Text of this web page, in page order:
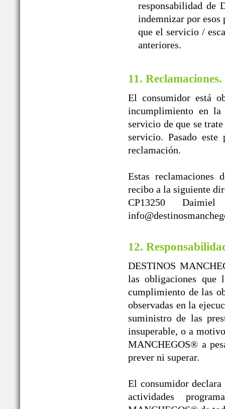
responsabilidad de
indemnizar por esos
que el servicio /
anteriores.
11. Reclamaciones.
El consumidor está
incumplimiento en
servicio de que se
servicio. Pasado
reclamación.
Estas reclamaciones
recibo a la siguiente
CP13250
12.
DESTINOS
las obligaciones que
cumplimiento de las
observadas en la
suministro de las
insuperable, o a
MANCHEGOS® a
prever ni superar.
El consumidor
actividades